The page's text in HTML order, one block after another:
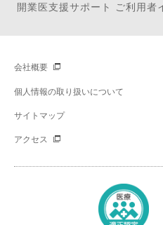
開業医支援サポート ご利用者
会社概要
個人情報の取り扱いについて
サイトマップ
アクセス